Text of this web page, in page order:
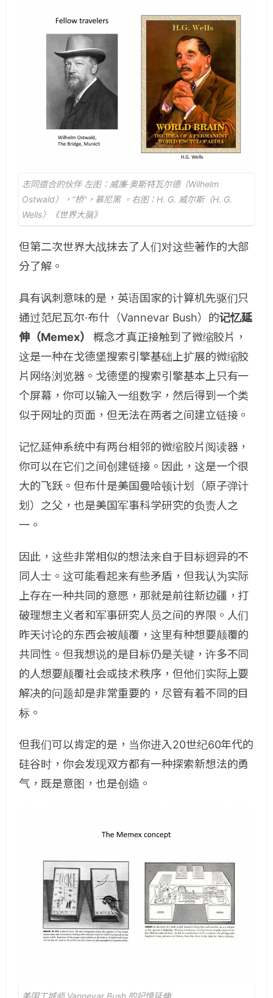
志同道合的伙伴 左图：威廉·奥斯特瓦尔德（Wilhelm
Ostwald），“桥”，慕尼黑 。右图：H. G. 威尔斯（H. G.
Wells）《世界大脑》
但第二次世界大战抹去了人们对这些著作的大部
分了解。
具有讽刺意味的是，英语国家的计算机先驱们只
通过范尼瓦尔·布什（Vannevar Bush）的记忆延
伸（Memex） 概念才真正接触到了微缩胶片，
这是一种在戈德堡搜索引擎基础上扩展的微缩胶
片网络浏览器。戈德堡的搜索引擎基本上只有一
个屏幕，你可以输入一组数字，然后得到一个类
似于网址的页面，但无法在两者之间建立链接。
记忆延伸系统中有两台相邻的微缩胶片阅读器，
你可以在它们之间创建链接。因此，这是一个很
大的飞跃。但布什是美国曼哈顿计划（原子弹计
划）之父，也是美国军事科学研究的负责人之
一。
因此，这些非常相似的想法来自于目标迥异的不
同人士。这可能看起来有些矛盾，但我认为实际
上存在一种共同的意愿，那就是前往新边疆，打
破理想主义者和军事研究人员之间的界限。人们
昨天讨论的东西会被颠覆，这里有种想要颠覆的
共同性。但我想说的是目标仍是关键，许多不同
的人想要颠覆社会或技术秩序，但他们实际上要
解决的问题却是非常重要的，尽管有着不同的目
标。
但我们可以肯定的是，当你进入20世纪60年代的
硅谷时，你会发现双方都有一种探索新想法的勇
气，既是意图，也是创造。
美国工城师 Vannevar Bush 的記憶延伸